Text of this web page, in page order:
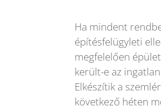
Ha mindent
építésfelügyleti
megfelelően
került-e az
Elkészítik a
következő héten